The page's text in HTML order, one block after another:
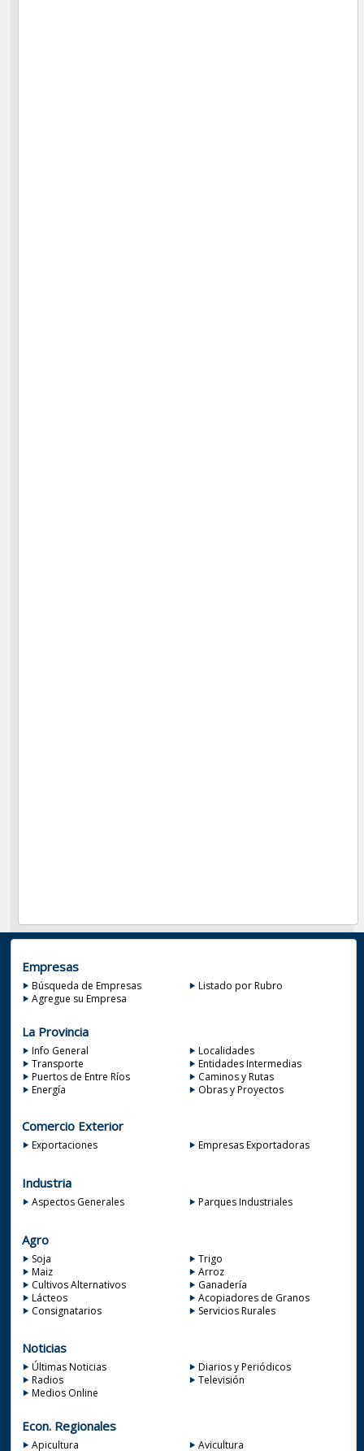
Empresas
Búsqueda de Empresas
Listado por Rubro
Agregue su Empresa
La Provincia
Info General
Localidades
Transporte
Entidades Intermedias
Puertos de Entre Ríos
Caminos y Rutas
Energía
Obras y Proyectos
Comercio Exterior
Exportaciones Empresas Exportadoras
Industria
Aspectos Generales Parques Industriales
Agro
Soja
Trigo
Maiz
Arroz
Cultivos Alternativos
Ganadería
Lácteos
Acopiadores de Granos
Consignatarios
Servicios Rurales
Noticias
Últimas Noticias
Diarios y Periódicos
Radios
Televisión
Medios Online
Econ. Regionales
Apicultura
Avicultura